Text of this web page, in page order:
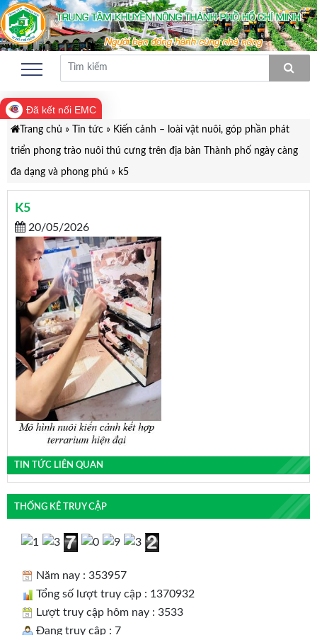
Đã kết nối EMC
Trang chủ » Tin tức» Kiến cảnh – loài vật nuôi, góp phần phát
triển phong trào nuôi thú cưng trên địa bàn Thành phố ngày càng
đa dạng và phong phú » k5
K5
20/05/2026
TIN TỨC LIÊN QUAN
THỐNG KÊ TRUY CẬP
Năm nay : 353957
Tổng số lượt truy cập : 1370932
Lượt truy cập hôm nay : 3533
Đang truy cập : 7